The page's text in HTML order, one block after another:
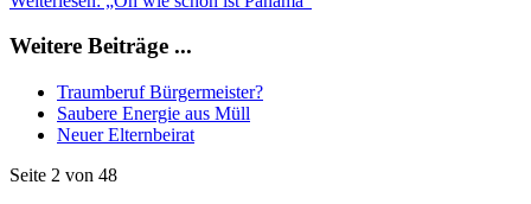
Weitere Beiträge ...
Traumberuf Bürgermeister?
Saubere Energie aus Müll
Neuer Elternbeirat
Seite 2 von 48